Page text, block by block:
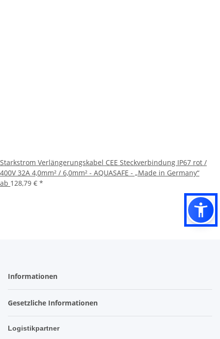
Starkstrom Verlängerungskabel CEE Steckverbindung IP67 rot /
400V 32A 4,0mm² / 6,0mm² - AQUASAFE - „Made in Germany“
ab 128,79 € *
Informationen
Gesetzliche Informationen
Logistikpartner